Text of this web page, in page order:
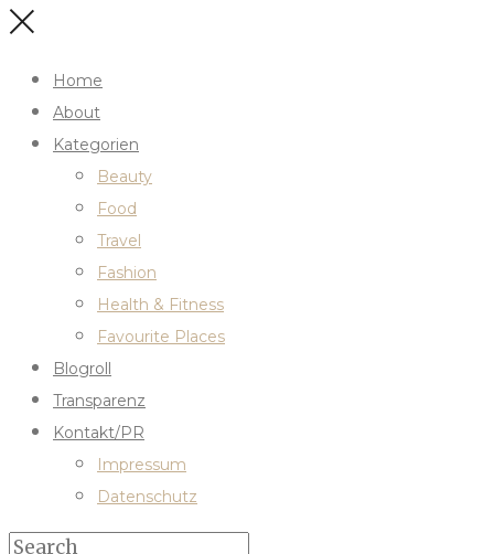
Home
About
Kategorien
Beauty
Food
Travel
Fashion
Health & Fitness
Favourite Places
Blogroll
Transparenz
Kontakt/PR
Impressum
Datenschutz